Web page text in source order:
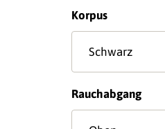
Korpusauswählen
Rauchabgang